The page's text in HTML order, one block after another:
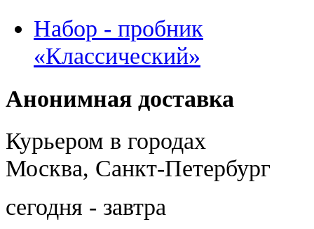
Набор - пробник
«Классический»
Анонимная доставка
Курьером в городах
Москва, Санкт-Петербург
сегодня - завтра